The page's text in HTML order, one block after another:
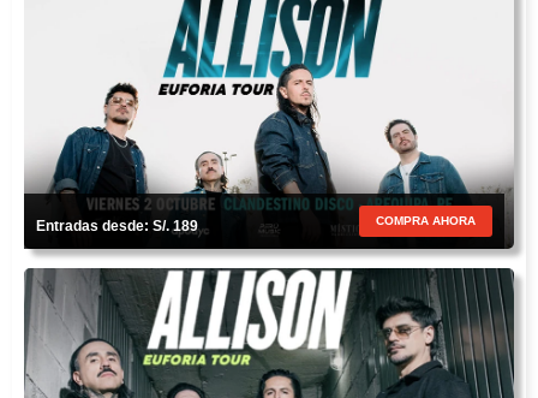
Entradas desde: S/. 189 COMPRA AHORA